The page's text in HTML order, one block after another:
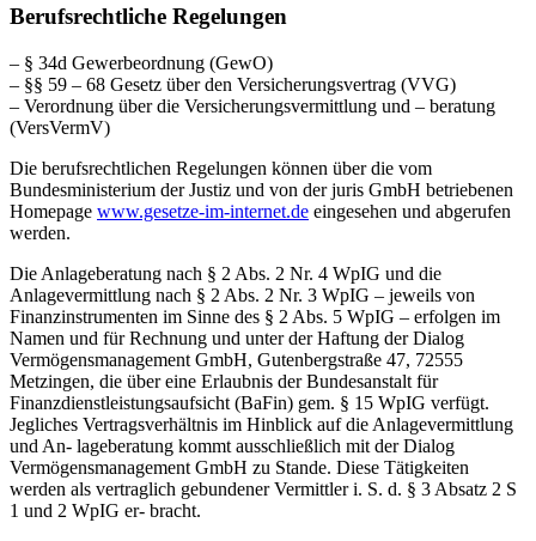
Berufs­rechtliche Regelungen
– § 34d Gewerbeordnung (GewO)
– §§ 59 – 68 Gesetz über den Versicherungsvertrag (VVG)
– Verordnung über die Versicherungs­vermittlung und – beratung
(VersVermV)
Die berufsrechtlichen Regelungen können über die vom
Bundesministerium der Justiz und von der juris GmbH betriebenen
Homepage www.gesetze-im-internet.de eingesehen und abgerufen
werden.
Die Anlageberatung nach § 2 Abs. 2 Nr. 4 WpIG und die
Anlagevermittlung nach § 2 Abs. 2 Nr. 3 WpIG – jeweils von
Finanzinstrumenten im Sinne des § 2 Abs. 5 WpIG – erfolgen im
Namen und für Rechnung und unter der Haftung der Dialog
Vermögensmanagement GmbH, Gutenbergstraße 47, 72555
Metzingen, die über eine Erlaubnis der Bundesanstalt für
Finanzdienstleistungsaufsicht (BaFin) gem. § 15 WpIG verfügt.
Jegliches Vertragsverhältnis im Hinblick auf die Anlagevermittlung
und An- lageberatung kommt ausschließlich mit der Dialog
Vermögensmanagement GmbH zu Stande. Diese Tätigkeiten
werden als vertraglich gebundener Vermittler i. S. d. § 3 Absatz 2 S
1 und 2 WpIG er- bracht.